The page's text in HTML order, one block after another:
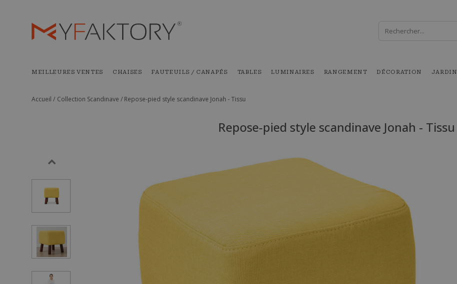
MEILLEURES VENTES CHAISES FAUTEUILS / CANAPÉS TABLES LUMINAIRES RANGEMENT DÉCORATION JARDIN
Accueil / Collection Scandinave / Repose-pied style scandinave Jonah - Tissu
Repose-pied style scandinave Jonah - Tissu